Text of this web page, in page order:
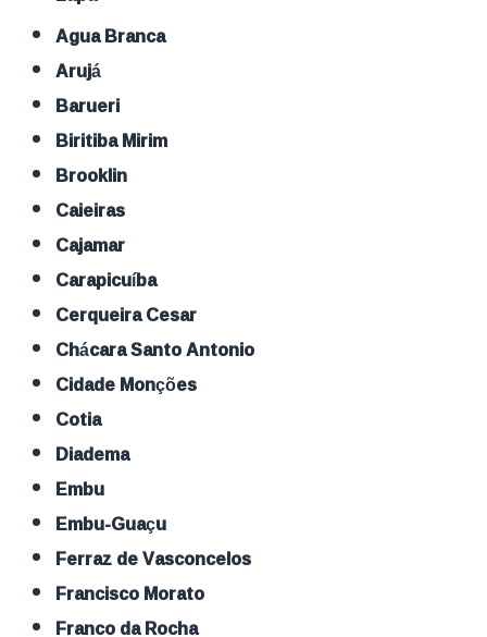
Agua Branca
Arujá
Barueri
Biritiba Mirim
Brooklin
Caieiras
Cajamar
Carapicuíba
Cerqueira Cesar
Chácara Santo Antonio
Cidade Monções
Cotia
Diadema
Embu
Embu-Guaçu
Ferraz de Vasconcelos
Francisco Morato
Franco da Rocha